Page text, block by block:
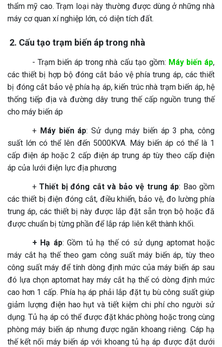
thẩm mỹ cao. Trạm loại này thường được dùng ở những nhà
máy cơ quan xí nghiệp lớn, có diện tích đất.
2. Cấu tạo trạm biến áp trong nhà
- Trạm biến áp trong nhà cấu tạo gồm: Máy biến áp,
các thiết bị hợp bộ đóng cắt bảo vệ phía trung áp, các thiết
bị đóng cắt bảo vệ phía hạ áp, kiến trúc nhà trạm biến áp, hệ
thống tiếp địa và đường dây trung thế cấp nguồn trung thế
cho máy biến áp
+ Máy biến áp: Sử dụng máy biến áp 3 pha, công
suất lớn có thể lên đến 5000KVA. Máy biến áp có thể là 1
cấp điện áp hoặc 2 cấp điện áp trung áp tùy theo cấp điện
áp của lưới điện lực địa phương
+Thiết bị đóng cắt và bảo vệ trung áp: Bao gồm
các thiết bị điện đóng cắt, điều khiển, bảo vệ, đo lường phía
trung áp, các thiết bị này được lắp đặt sẵn trọn bộ hoặc đă
được chuẩn bị từng phần để lắp ráp liên kết thành khối.
+ Hạ áp: Gồm tủ hạ thế có sử dụng aptomat hoặc
máy cắt hạ thế theo gam công suất máy biến áp, tùy theo
công suất máy để tính dòng định mức của máy biến áp sau
đó lựa chọn aptomat hay máy cắt hạ thế có dòng định mức
cao hơn 1 cấp. Phía hạ áp phải lắp đặt tụ bù công suất giúp
giảm lượng điện hao hụt và tiết kiệm chi phí cho người sử
dụng. Tủ hạ áp có thể được đặt khác phòng hoặc trong cùng
phòng máy biến áp nhưng được ngăn khoang riêng. Cáp hạ
thế kết nối máy biến áp với khoang tủ hạ áp được đặt dưới